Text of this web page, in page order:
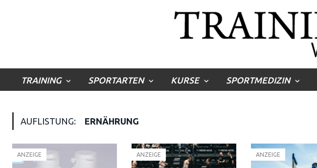
TRAINING SPORTARTEN KURSE SPORTMEDIZIN
AUFLISTUNG: ERNÄHRUNG
ANZEIGE ANZEIGE ANZEIGE